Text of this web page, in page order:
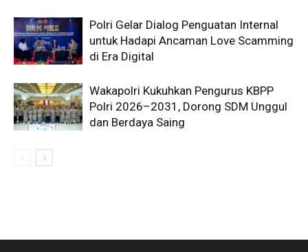
Polri Gelar Dialog Penguatan Internal
untuk Hadapi Ancaman Love Scamming
di Era Digital
Wakapolri Kukuhkan Pengurus KBPP
Polri 2026–2031, Dorong SDM Unggul
dan Berdaya Saing